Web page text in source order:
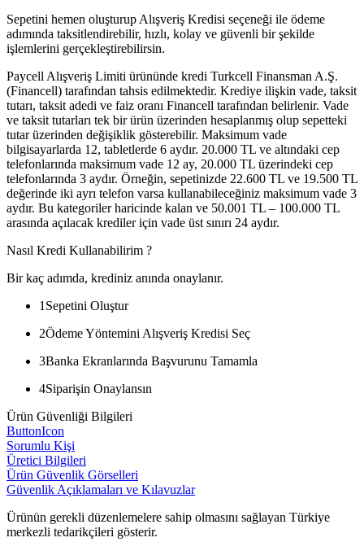
Sepetini hemen oluşturup Alışveriş Kredisi seçeneği ile ödeme
adımında taksitlendirebilir, hızlı, kolay ve güvenli bir şekilde
işlemlerini gerçekleştirebilirsin.
Paycell Alışveriş Limiti ürününde kredi Turkcell Finansman A.Ş.
(Financell) tarafından tahsis edilmektedir. Krediye ilişkin vade, taksit
tutarı, taksit adedi ve faiz oranı Financell tarafından belirlenir. Vade
ve taksit tutarları tek bir ürün üzerinden hesaplanmış olup sepetteki
tutar üzerinden değişiklik gösterebilir. Maksimum vade
bilgisayarlarda 12, tabletlerde 6 aydır. 20.000 TL ve altındaki cep
telefonlarında maksimum vade 12 ay, 20.000 TL üzerindeki cep
telefonlarında 3 aydır. Örneğin, sepetinizde 22.600 TL ve 19.500 TL
değerinde iki ayrı telefon varsa kullanabileceğiniz maksimum vade 3
aydır. Bu kategoriler haricinde kalan ve 50.001 TL – 100.000 TL
arasında açılacak krediler için vade üst sınırı 24 aydır.
Nasıl Kredi Kullanabilirim ?
Bir kaç adımda, krediniz anında onaylanır.
1 Sepetini Oluştur
2Ödeme Yöntemini Alışveriş Kredisi Seç
3Banka Ekranlarında Başvurunu Tamamla
4Siparişin Onaylansın
Ürün Güvenliği Bilgileri
ButtonIcon
Sorumlu Kişi
Üretici Bilgileri
Ürün Güvenlik Görselleri
Güvenlik Açıklamaları ve Kılavuzlar
Ürünün gerekli düzenlemelere sahip olmasını sağlayan Türkiye
merkezli tedarikçileri gösterir.